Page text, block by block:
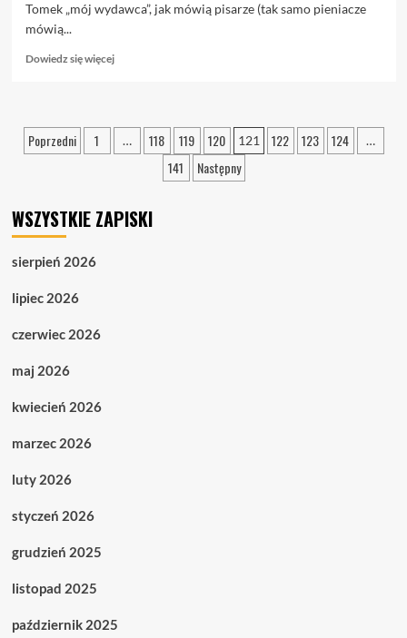
Tomek „mój wydawca”, jak mówią pisarze (tak samo pieniacze
mówią...
Dowiedz się więcejDowiedz
29.09.
W
końca
świata
Stronicowanie
Poprzedni 1 … 118 119 120 121 122 123 124 …
141 Następny
WSZYSTKIE ZAPISKI
sierpień 2026
lipiec 2026
czerwiec 2026
maj 2026
kwiecień 2026
marzec 2026
luty 2026
styczeń 2026
grudzień 2025
listopad 2025
październik 2025